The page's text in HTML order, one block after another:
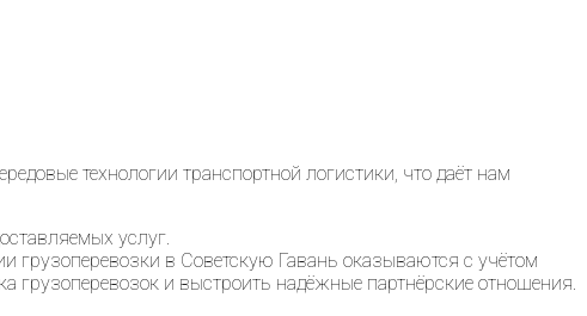
технологии транспортной логистики, что даёт нам
услуг.
грузоперевозки в Советскую Гавань оказываются с учётом
и выстроить надёжные партнёрские отношения.